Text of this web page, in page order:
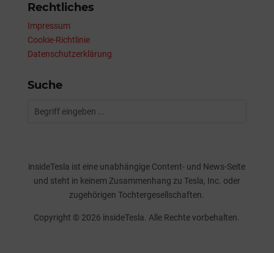
Rechtliches
Impressum
Cookie-Richtlinie
Datenschutzerklärung
Suche
insideTesla ist eine unabhängige Content- und News-Seite
und steht in keinem Zusammenhang zu Tesla, Inc. oder
zugehörigen Tochtergesellschaften.
Copyright © 2026 insideTesla. Alle Rechte vorbehalten.